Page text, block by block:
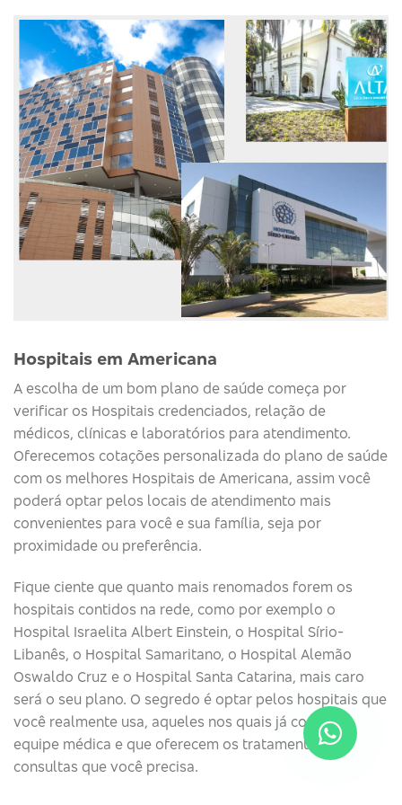
Hospitais em Americana
A escolha de um bom plano de saúde começa por
verificar os Hospitais credenciados, relação de
médicos, clínicas e laboratórios para atendimento.
Oferecemos cotações personalizada do plano de saúde
com os melhores Hospitais de Americana, assim você
poderá optar pelos locais de atendimento mais
convenientes para você e sua família, seja por
proximidade ou preferência.
Fique ciente que quanto mais renomados forem os
hospitais contidos na rede, como por exemplo o
Hospital Israelita Albert Einstein, o Hospital Sírio-
Libanês, o Hospital Samaritano, o Hospital Alemão
Oswaldo Cruz e o Hospital Santa Catarina, mais caro
será o seu plano. O segredo é optar pelos hospitais que
você realmente usa, aqueles nos quais já confia na
equipe médica e que oferecem os tratamentos e
consultas que você precisa.